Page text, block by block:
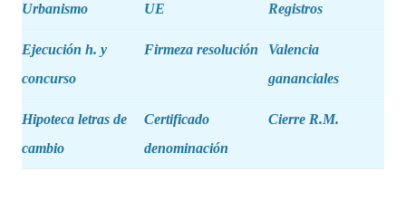
Urbanismo
UE
Registros
Ejecución h. y
concurso
Firmeza resolución
Valencia
gananciales
Hipoteca letras de
cambio
Certificado
denominación
Cierre R.M.